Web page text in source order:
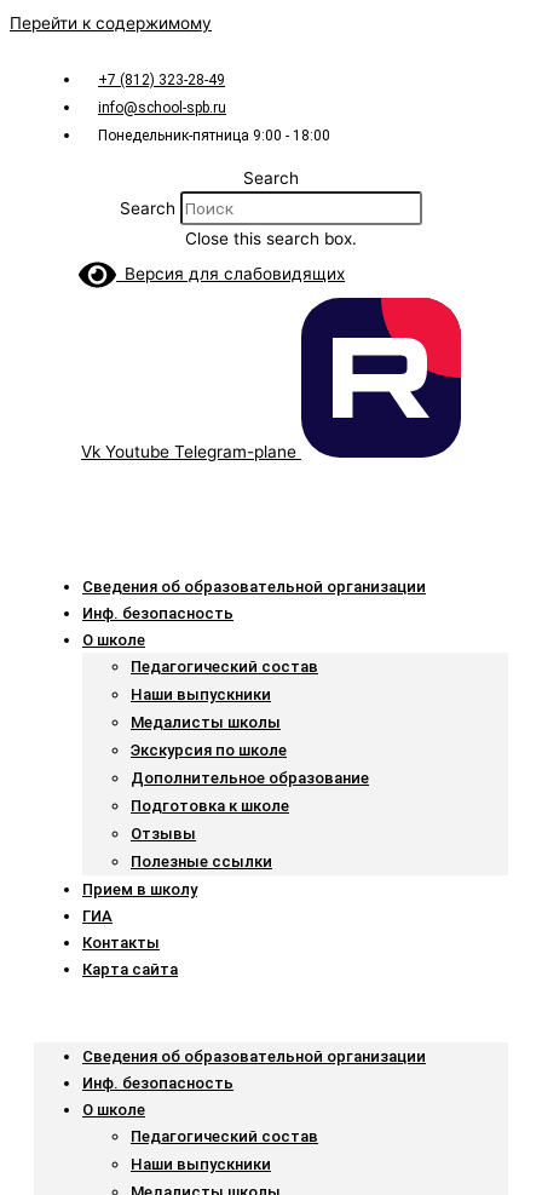
Перейти к содержимому
+7 (812) 323-28-49
info@school-spb.ru
Понедельник-пятница 9:00 - 18:00
Search
Search
Close this search box.
Версия для слабовидящих
Vk Youtube Telegram-plane
Сведения об образовательной организации
Инф. безопасность
О школе
Педагогический состав
Наши выпускники
Медалисты школы
Экскурсия по школе
Дополнительное образование
Подготовка к школе
Отзывы
Полезные ссылки
Прием в школу
ГИА
Контакты
Карта сайта
Сведения об образовательной организации
Инф. безопасность
О школе
Педагогический состав
Наши выпускники